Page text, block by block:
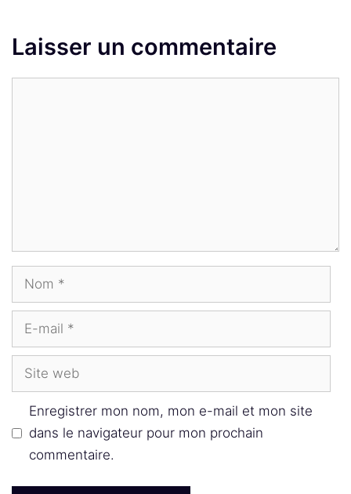
Laisser un commentaire
Nom
mail
Site
web
Enregistrer mon nom, mon e-mail et mon site
dans le navigateur pour mon prochain
commentaire.